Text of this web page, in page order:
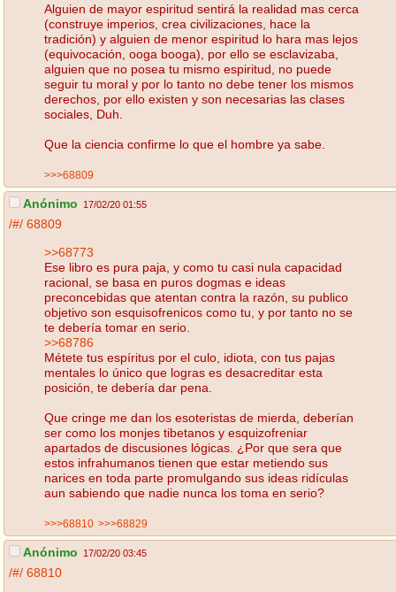
Alguien de mayor espiritud sentirá la realidad mas cerca
(construye imperios, crea civilizaciones, hace la
tradición) y alguien de menor espiritud lo hara mas lejos
(equivocación, ooga booga), por ello se esclavizaba,
alguien que no posea tu mismo espiritud, no puede
seguir tu moral y por lo tanto no debe tener los mismos
derechos, por ello existen y son necesarias las clases
sociales, Duh.
Que la ciencia confirme lo que el hombre ya sabe.
>>>68809
Anónimo 17/02/20 01:55
/#/ 68809
>>68773
Ese libro es pura paja, y como tu casi nula capacidad
racional, se basa en puros dogmas e ideas
preconcebidas que atentan contra la razón, su publico
objetivo son esquisofrenicos como tu, y por tanto no se
te debería tomar en serio.
>>68786
Métete tus espíritus por el culo, idiota, con tus pajas
mentales lo único que logras es desacreditar esta
posición, te debería dar pena.
Que cringe me dan los esoteristas de mierda, deberían
ser como los monjes tibetanos y esquizofreniar
apartados de discusiones lógicas. ¿Por que sera que
estos infrahumanos tienen que estar metiendo sus
narices en toda parte promulgando sus ideas ridículas
aun sabiendo que nadie nunca los toma en serio?
>>>68810 >>>68829
Anónimo 17/02/20 03:45
/#/ 68810